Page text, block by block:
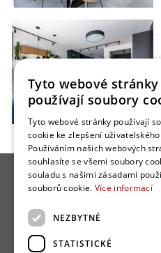
Tyto webové stránky
používají soubory
Tyto webové stránky používají
cookie ke zlepšení
Používáním našich webových
souhlasíte se všemi soubory
souladu s našimi zásadami
souborů cookie. Více informací
NEZBYTNÉ
STATISTICKÉ